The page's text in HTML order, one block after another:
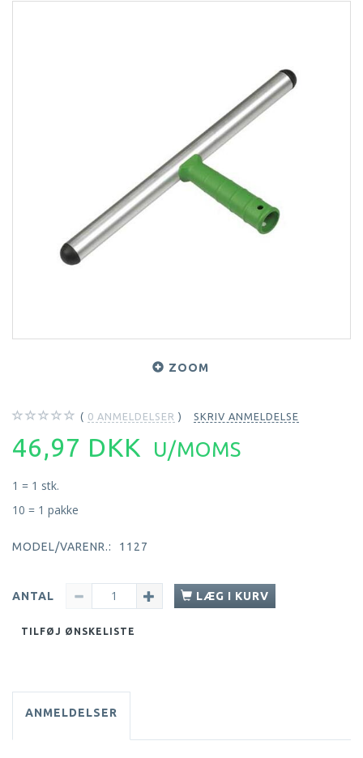
ZOOM
0 ANMELDELSER SKRIV ANMELDELSE
46,97 DKK U/MOMS
1 = 1 stk.
10 = 1 pakke
MODEL/VARENR.: 1127
ANTAL LÆG I KURV
TILFØJ ØNSKELISTE
ANMELDELSER